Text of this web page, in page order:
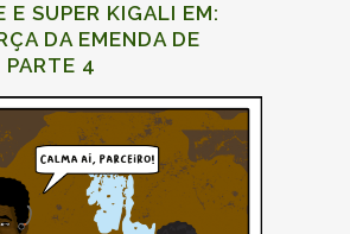
E SUPER KIGALI EM:
DAEMENDA DE
PARTE 4